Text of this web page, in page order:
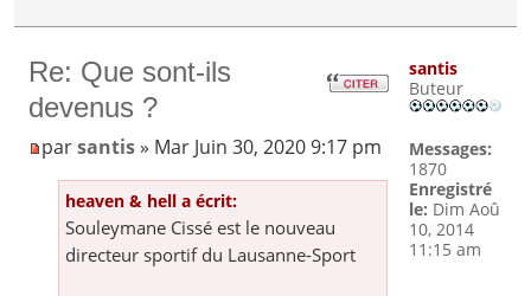
Re: Que sont-ils
devenus ?
parsantis» Mar Juin 30, 2020 9:17 pm
heaven & hell a écrit:
Souleymane Cissé est le nouveau
directeur sportif du Lausanne-Sport
santis
Buteur
Messages:
1870
Enregistré
le: Dim Aoû
10, 2014
11:15 am